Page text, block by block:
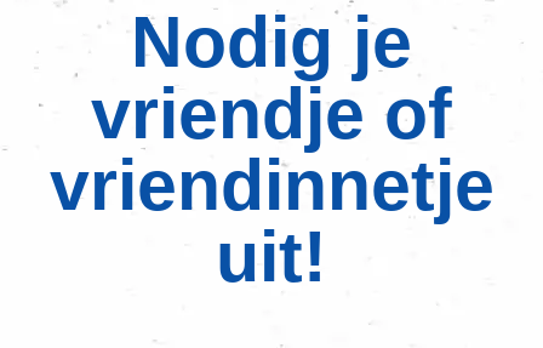
Nodig je
vriendje of
vriendinnetje
uit!